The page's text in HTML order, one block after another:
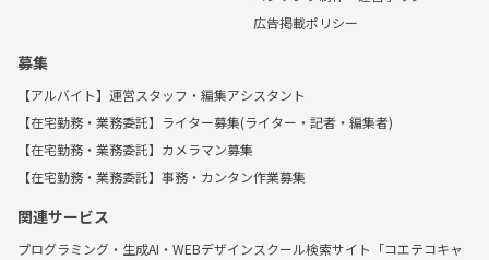
広告掲載ポリシー
募集
【アルバイト】運営スタッフ・編集アシスタント
【在宅勤務・業務委託】ライター募集(ライター・記者・編集者)
【在宅勤務・業務委託】カメラマン募集
【在宅勤務・業務委託】事務・カンタン作業募集
関連サービス
プログラミング・生成AI・WEBデザインスクール検索サイト「コエテコキャ